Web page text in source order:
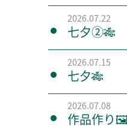
2026.07.22
七夕②🎋
2026.07.15
七夕🎋
2026.07.08
作品作り